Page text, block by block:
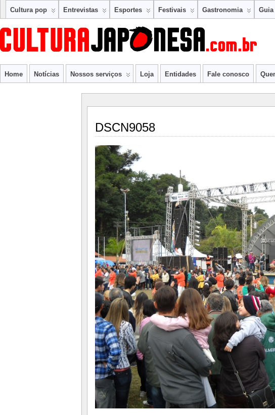
Cultura pop Entrevistas Esportes Festivais Gastronomia Guia
Home Notícias Nossos serviços Loja Entidades Fale conosco
DSCN9058